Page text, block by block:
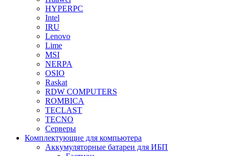
HYPERPC
Intel
IRU
Lenovo
Lime
MSI
NERPA
OSIO
Raskat
RDW COMPUTERS
ROMBICA
TECLAST
TECNO
Серверы
Комплектующие для компьютера
Аккумуляторные батареи для ИБП